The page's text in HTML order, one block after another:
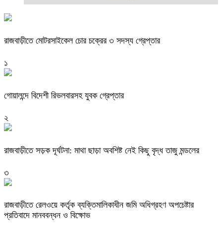
রাজবাড়ীতে মোটরসাইকেল চোর চক্রের ৩ সদস্য গ্রেপ্তার
১
গোয়ালন্দে বিদেশী রিভলবারসহ যুবক গ্রেপ্তার
২
রাজবাড়ীতে সড়ক দূর্ঘটনা: মাথা ছাড়া অবশিষ্ট নেই কিছু বৃদ্ধ তাজু মন্ডলের
৩
রাজবাড়ীতে রেলওয়ে কর্তৃক ব্যক্তিমালিকাধীন জমি অধিগ্রহণ অপচেষ্টার
প্রতিবাদে মানববন্ধন ও বিক্ষোভ